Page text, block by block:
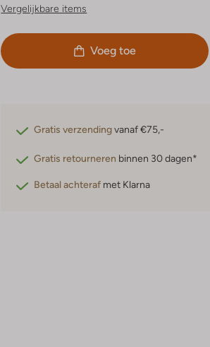
Vergelijkbare items
Voeg toe
Gratis verzendingvanaf €75,-
Gratis retourneren binnen 30 dagen*
Betaal achteraf met Klarna